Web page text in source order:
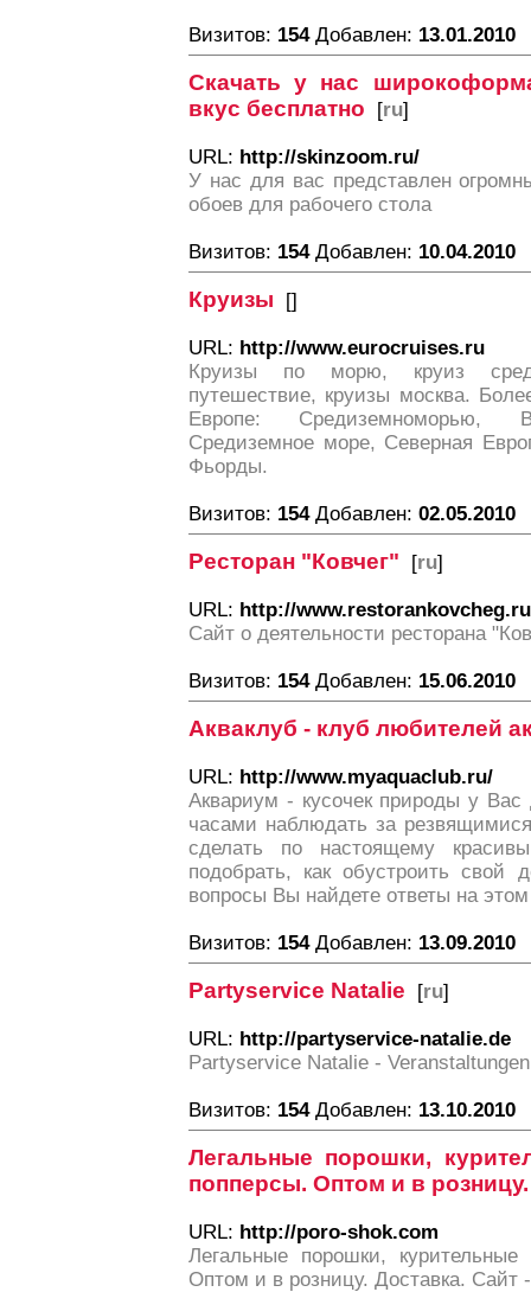
Визитов: 154Добавлен: 13.01.2010
Скачать у нас
вкус бесплатно [ru]
URL: http://skinzoom.ru/
У нас для вас представлен
обоев для рабочего стола
Визитов: 154Добавлен: 10.04.2010
Круизы []
URL: http://www.eurocruises.ru
Круизы по морю, круиз
путешествие, круизы москва.
Европе: Средиземноморью,
Средиземное море, Северная
Фьорды.
Визитов: 154Добавлен: 02.05.2010
Ресторан "Ковчег" [ru]
URL: http://www.restorankovcheg.ru
Сайт о деятельности ресторана
Визитов: 154Добавлен: 15.06.2010
Акваклуб - клуб любителей
URL: http://www.myaquaclub.ru/
Аквариум - кусочек природы у
часами наблюдать за
сделать по настоящему
подобрать, как обустроить
вопросы Вы найдете ответы на
Визитов: 154Добавлен: 13.09.2010
Partyservice Natalie [ru]
URL: http://partyservice-natalie.de
Partyservice Natalie -
Визитов: 154Добавлен: 13.10.2010
Легальные порошки,
попперсы. Оптом и в
URL: http://poro-shok.com
Легальные порошки,
Оптом и в розницу. Доставка. Сайт